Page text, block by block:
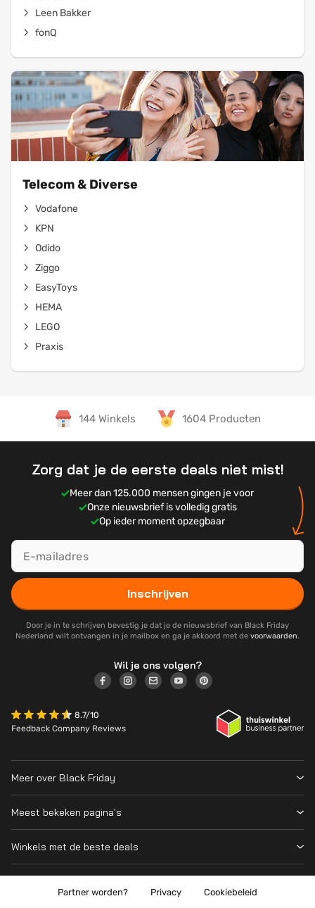
Leen Bakker
fonQ
Telecom & Diverse
Vodafone
KPN
Odido
Ziggo
EasyToys
HEMA
LEGO
Praxis
144 Winkels 1604 Producten
Zorg dat je de eerste deals niet mist!
Meer dan 125.000 mensen gingen je voor
Onze nieuwsbrief is volledig gratis
Op ieder moment opzegbaar
Inschrijven
Door je in te schrijven bevestig je dat je de nieuwsbrief van Black Friday
Nederland wilt ontvangen in je mailbox en ga je akkoord met de voorwaarden.
Wil je ons volgen?
8.7/10
Feedback Company Reviews
Meer over Black Friday
Wanneer is Black Friday?
Cyber Monday 2026
Over ons
Meest bekeken pagina's
Prijsvergelijker
Winkels met de beste deals
Partner worden? Privacy Cookiebeleid